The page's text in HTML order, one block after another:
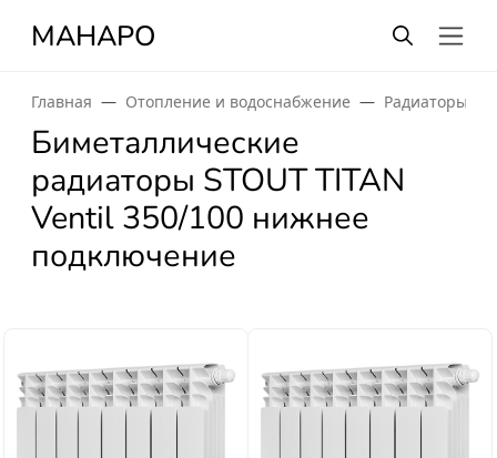
МАНАРО
Главная Отопление и водоснабжение Радиаторы
Биметаллические
радиаторы STOUT TITAN
Ventil 350/100 нижнее
подключение